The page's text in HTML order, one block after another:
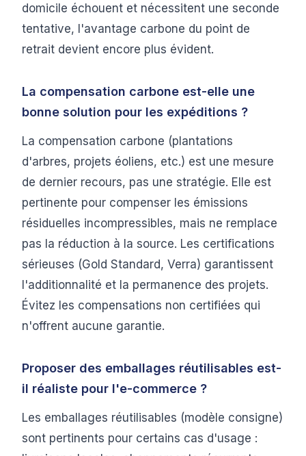
domicile échouent et nécessitent une seconde
tentative, l'avantage carbone du point de
retrait devient encore plus évident.
La compensation carbone est-elle une
bonne solution pour les expéditions ?
La compensation carbone (plantations
d'arbres, projets éoliens, etc.) est une mesure
de dernier recours, pas une stratégie. Elle est
pertinente pour compenser les émissions
résiduelles incompressibles, mais ne remplace
pas la réduction à la source. Les certifications
sérieuses (Gold Standard, Verra) garantissent
l'additionnalité et la permanence des projets.
Évitez les compensations non certifiées qui
n'offrent aucune garantie.
Proposer des emballages réutilisables est-
il réaliste pour l'e-commerce ?
Les emballages réutilisables (modèle consigne)
sont pertinents pour certains cas d'usage :